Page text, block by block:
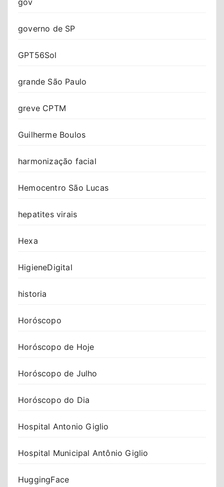
governo de SP
GPT56Sol
grande São Paulo
greve CPTM
Guilherme Boulos
harmonização facial
Hemocentro São Lucas
hepatites virais
Hexa
HigieneDigital
historia
Horóscopo
Horóscopo de Hoje
Horóscopo de Julho
Horóscopo do Dia
Hospital Antonio Giglio
Hospital Municipal Antônio Giglio
HuggingFace